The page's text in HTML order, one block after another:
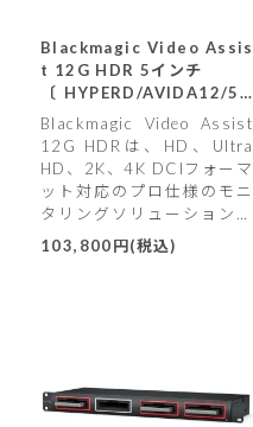
Blackmagic Video Assis
t 12G HDR 5インチ
〔HYPERD/AVIDA12/5H
DR〕
Blackmagic Video Assist
12G HDRは、HD、Ultra
HD、2K、4K DCIフォーマ
ット対応のプロ仕様のモニ
タリングソリューションで
す。
103,800円(税込)